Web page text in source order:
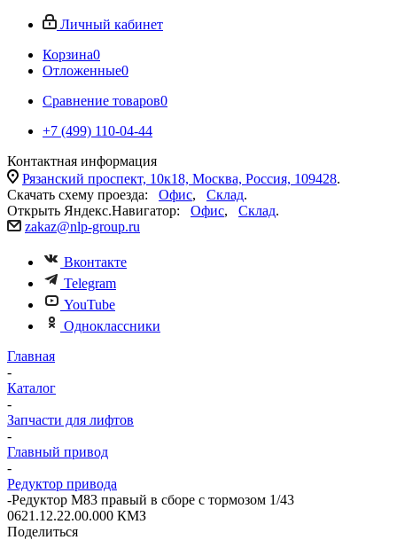
Личный кабинет
Корзина0
Отложенные0
Сравнение товаров0
+7 (499) 110-04-44
Контактная информация
Рязанский проспект, 10к18, Москва, Россия, 109428.
Скачать схему проезда: Офис, Склад.
Открыть Яндекс.Навигатор: Офис, Склад.
zakaz@nlp-group.ru
Вконтакте
Telegram
YouTube
Одноклассники
Главная
-
Каталог
-
Запчасти для лифтов
-
Главный привод
-
Редуктор привода
-Редуктор M83 правый в сборе с тормозом 1/43
0621.12.22.00.000 КМЗ
Поделиться